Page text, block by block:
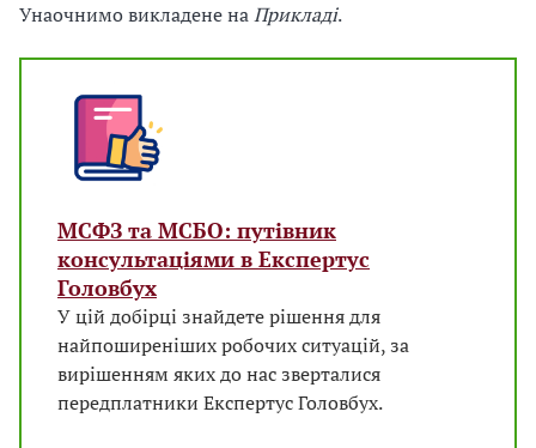
Унаочнимо викладене наПрикладі.
МСФЗ та МСБО: путівник
консультаціями в Експертус
Головбух
У цій добірці знайдете рішення для
найпоширеніших робочих ситуацій, за
вирішенням яких до нас зверталися
передплатники Експертус Головбух.